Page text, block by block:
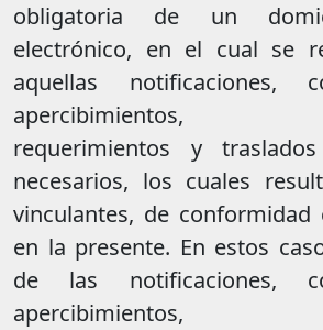
obligatoria de un
electrónico, en el cual se
aquellas notificaciones,
apercibimientos,
requerimientos y
necesarios, los cuales
vinculantes, de
en la presente. En estos
de las notificaciones,
apercibimientos,